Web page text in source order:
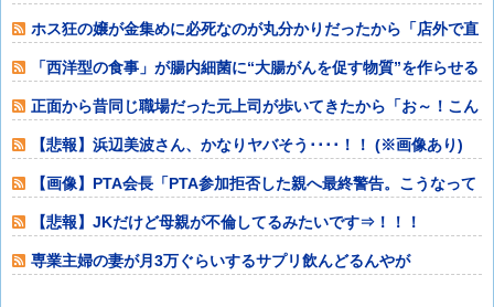
ホス狂の嬢が金集めに必死なのが丸分かりだったから「店外で直
「西洋型の食事」が腸内細菌に“大腸がんを促す物質”を作らせる
正面から昔同じ職場だった元上司が歩いてきたから「お～！こん
にちは！」って
【悲報】浜辺美波さん、かなりヤバそう････！！ (※画像あり)
【画像】PTA会長「PTA参加拒否した親へ最終警告。こうなって
もいい？」
【悲報】JKだけど母親が不倫してるみたいです⇒！！！
専業主婦の妻が月3万ぐらいするサプリ飲んどるんやが